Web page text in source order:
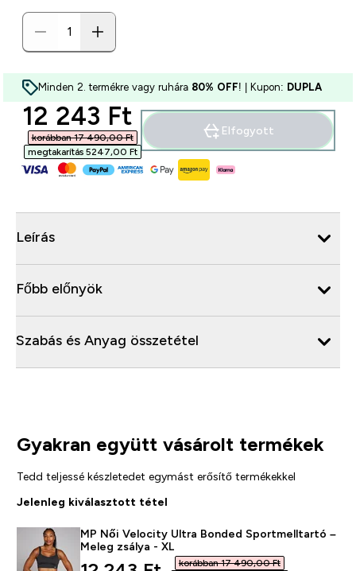
Minden 2. termékre vagy ruhára 80% OFF! | Kupon: DUPLA
discounted price
12 243 Ft‎
korábban 17 490,00 Ft‎
megtakarítás 5247,00 Ft‎
Elfogyott
Leírás
Főbb előnyök
Szabás és Anyag összetétel
Gyakran együtt vásárolt termékek
Tedd teljessé készletedet egymást erősítő termékekkel
Jelenleg kiválasztott tétel
MP Női Velocity Ultra Bonded Sportmelltartó –
Meleg zsálya - XL
korábban 17 490,00 Ft‎